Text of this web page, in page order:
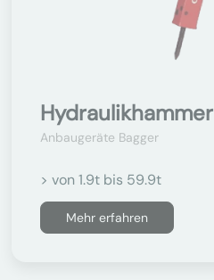
Hydraulikhammer
Anbaugeräte Bagger
> von 1.9t bis 59.9t
Mehr erfahren